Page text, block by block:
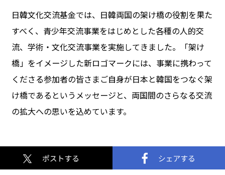
日韓文化交流基金では、日韓両国の架け橋の役割を果た
すべく、青少年交流事業をはじめとした各種の人的交
流、学術・文化交流事業を実施してきました。「架け
橋」をイメージした新ロゴマークには、事業に携わって
くださる参加者の皆さまご自身が日本と韓国をつなぐ架
け橋であるというメッセージと、両国間のさらなる交流
の拡大への思いを込めています。